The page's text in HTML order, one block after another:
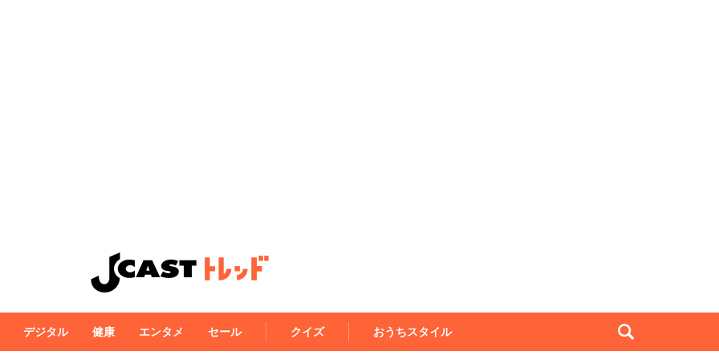
デジタル 健康 エンタメ セール クイズ おうちスタイル